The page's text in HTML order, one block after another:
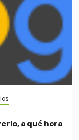
a qué hora